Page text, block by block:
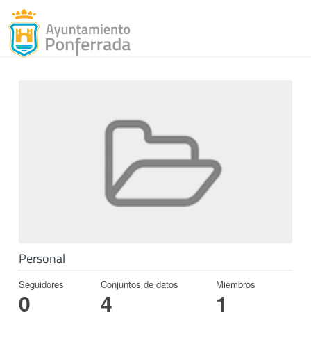
Personal
Seguidores
0
Conjuntos de datos
4
Miembros
1